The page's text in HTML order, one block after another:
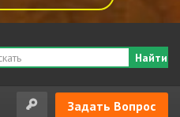
Найти
Задать Вопрос